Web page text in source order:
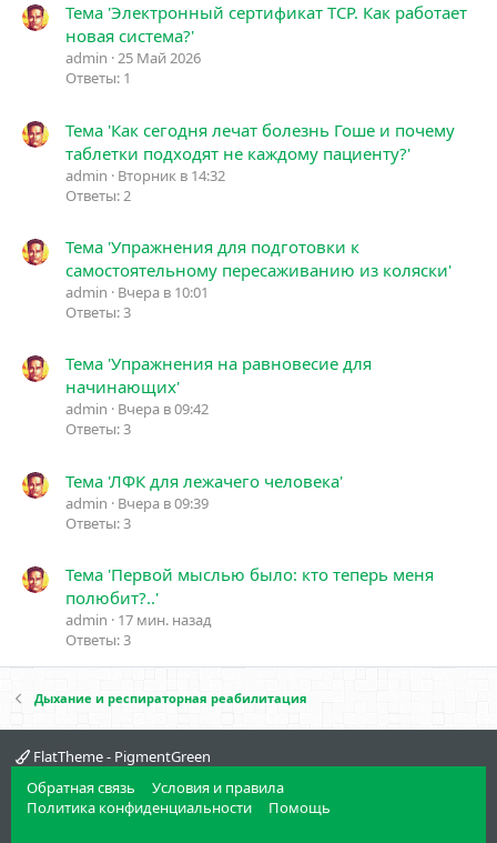
Тема 'Электронный сертификат ТСР. Как работает
новая система?'
admin 25 Май 2026
Ответы: 1
Тема 'Как сегодня лечат болезнь Гоше и почему
таблетки подходят не каждому пациенту?'
admin
Вторник в 14:32
Ответы: 2
Тема 'Упражнения для подготовки к
самостоятельному пересаживанию из коляски'
admin
Вчера в 10:01
Ответы: 3
Тема 'Упражнения на равновесие для
начинающих'
admin
Вчера в 09:42
Ответы: 3
Тема 'ЛФК для лежачего человека'
admin
Вчера в 09:39
Ответы: 3
Тема 'Первой мыслью было: кто теперь меня
полюбит?..'
admin
17 мин. назад
Ответы: 3
Дыхание и респираторная реабилитация
FlatTheme - PigmentGreen
Обратная связь
Условия и правила
Политика конфиденциальности
Помощь